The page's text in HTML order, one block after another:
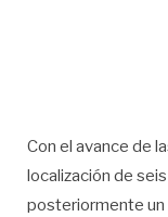
Con el avance de
localización de
posteriormente un